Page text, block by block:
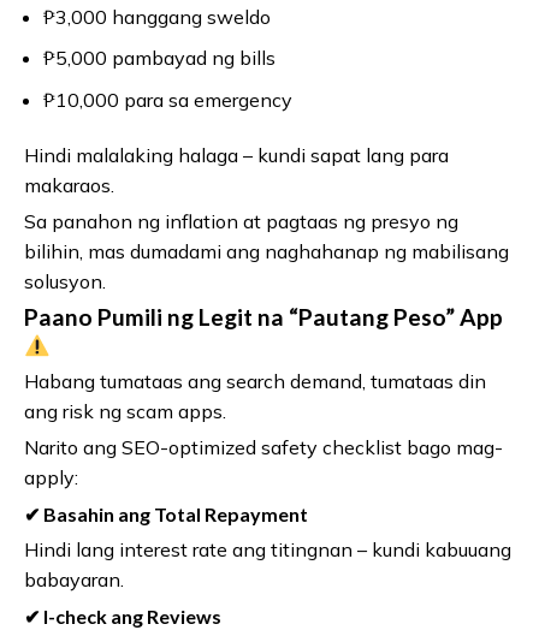
₱3,000 hanggang sweldo
₱5,000 pambayad ng bills
₱10,000 para sa emergency
Hindi malalaking halaga – kundi sapat lang para
makaraos.
Sa panahon ng inflation at pagtaas ng presyo ng
bilihin, mas dumadami ang naghahanap ng mabilisang
solusyon.
Paano Pumili ng Legit na “Pautang Peso” App
Habang tumataas ang search demand, tumataas din
ang risk ng scam apps.
Narito ang SEO-optimized safety checklist bago mag-
apply:
✔ Basahin ang Total Repayment
Hindi lang interest rate ang titingnan – kundi kabuuang
babayaran.
✔ I-check ang Reviews